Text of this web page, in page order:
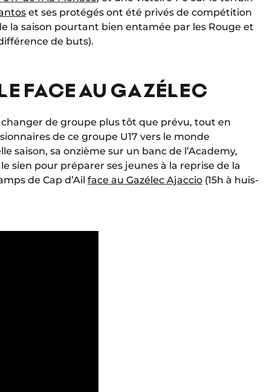
et ses protégés ont été privés de compétition
la saison pourtant bien entamée par les Rouge et
de buts).
FACE AU GAZÉLEC
de groupe plus tôt que prévu, tout en
de ce groupe U17 vers le monde
saison, sa onzième sur un banc de l’Academy,
sien pour préparer ses jeunes à la reprise de la
de Cap d’Ail face au Gazélec Ajaccio (15h à huis-